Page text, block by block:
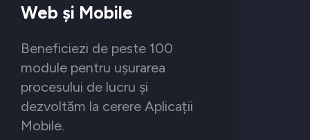
Web și Mobile
Beneficiezi de peste 100
module pentru ușurarea
procesului de lucru și
dezvoltăm la cerere Aplicații
Mobile.